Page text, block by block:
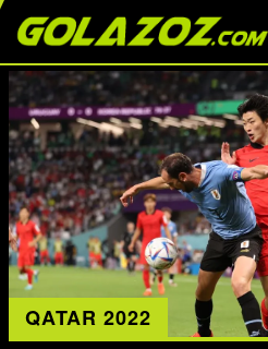
QATAR 2022